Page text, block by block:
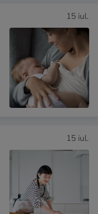
15 iul.
15 iul.